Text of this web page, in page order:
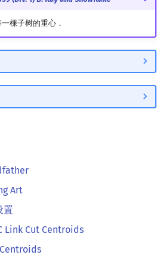
棵子树的重心．
Art
置
Link Cut Centroids